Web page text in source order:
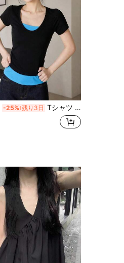
-25% 残り3日 Tシャツ レディース 半袖 重ね着風 カットソー レイヤード トップス ラウンドネック タイト ストレッチ 伸縮性 着痩せ 細見え カジュアル おしゃれ 大人可愛い 春 夏